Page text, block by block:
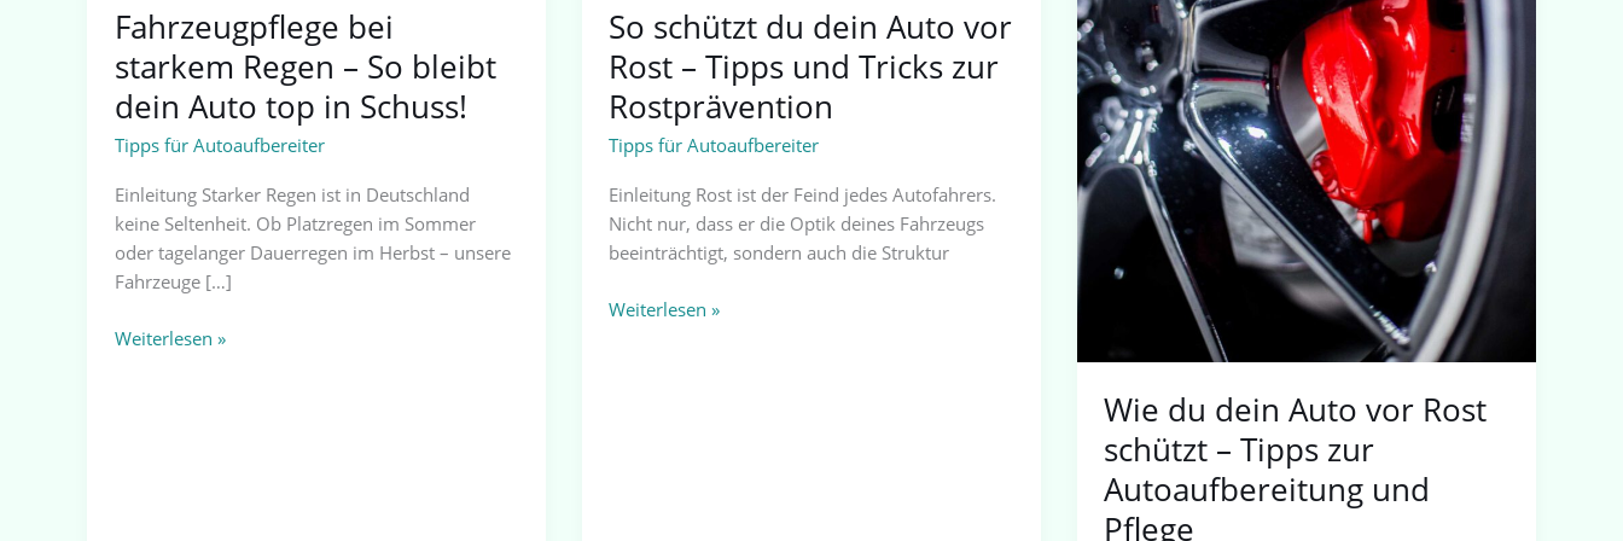
Fahrzeugpflege bei
starkem Regen – So bleibt
dein Auto top in Schuss!
Tipps für Autoaufbereiter
Einleitung Starker Regen ist in Deutschland
keine Seltenheit. Ob Platzregen im Sommer
oder tagelanger Dauerregen im Herbst – unsere
Fahrzeuge […]
Weiterlesen »
So schützt du dein Auto vor
Rost – Tipps und Tricks zur
Rostprävention
Tipps für Autoaufbereiter
Einleitung Rost ist der Feind jedes Autofahrers.
Nicht nur, dass er die Optik deines Fahrzeugs
beeinträchtigt, sondern auch die Struktur
Rostprävention
Weiterlesen »
Wie du dein Auto vor Rost
schützt – Tipps zur
Autoaufbereitung und
Pflege
und
Pflege